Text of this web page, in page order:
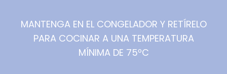
MANTENGA EN EL CONGELADOR Y RETÍRELO
PARA COCINAR A UNA TEMPERATURA
MÍNIMA DE 75ºC